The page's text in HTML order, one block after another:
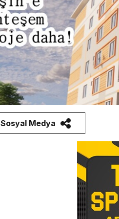
Sosyal Medya